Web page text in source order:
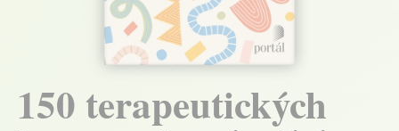
150 terapeutických